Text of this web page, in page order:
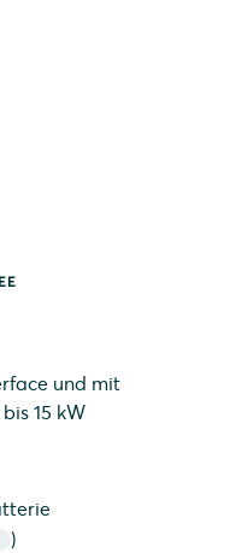
und mit
15 kW
)